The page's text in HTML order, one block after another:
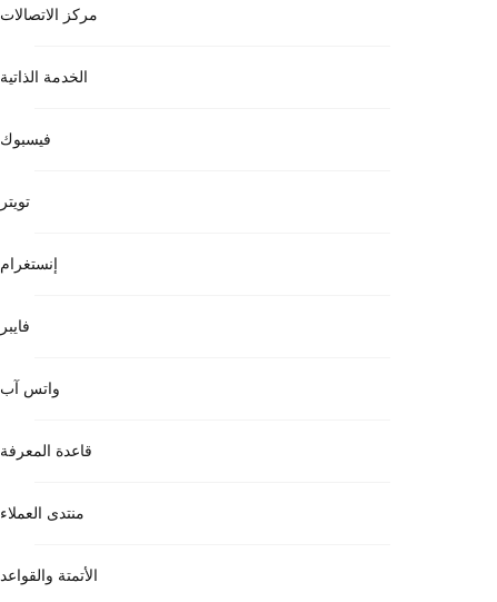
مركز الاتصالات
الخدمة الذاتية
فيسبوك
تويتر
إنستغرام
فايبر
واتس آب
قاعدة المعرفة
منتدى العملاء
الأتمتة والقواعد